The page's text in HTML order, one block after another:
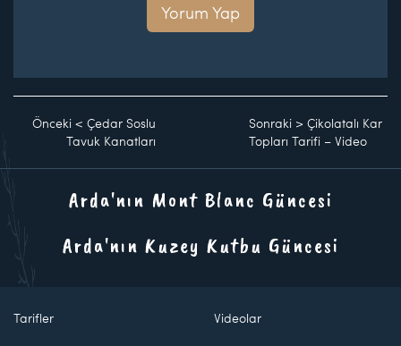
Yorum Yap
Önceki < Çedar Soslu
Tavuk Kanatları
Sonraki >Çikolatalı Kar
Topları Tarifi – Video
Arda'nın Mont Blanc Güncesi
Arda'nın Kuzey Kutbu Güncesi
Tarifler Videolar